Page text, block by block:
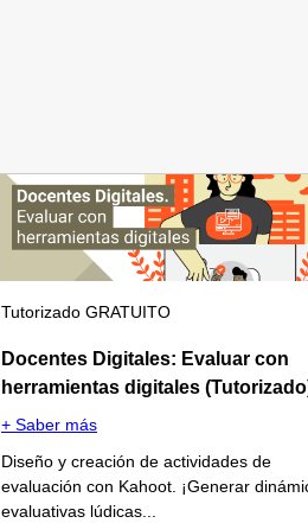
Tutorizado GRATUITO
Docentes Digitales: Evaluar con
herramientas digitales
+ Saber más
Diseño y creación de actividades de
evaluación con Kahoot. ¡Generar
evaluativas lúdicas...